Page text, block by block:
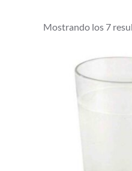
Mostrando los 7